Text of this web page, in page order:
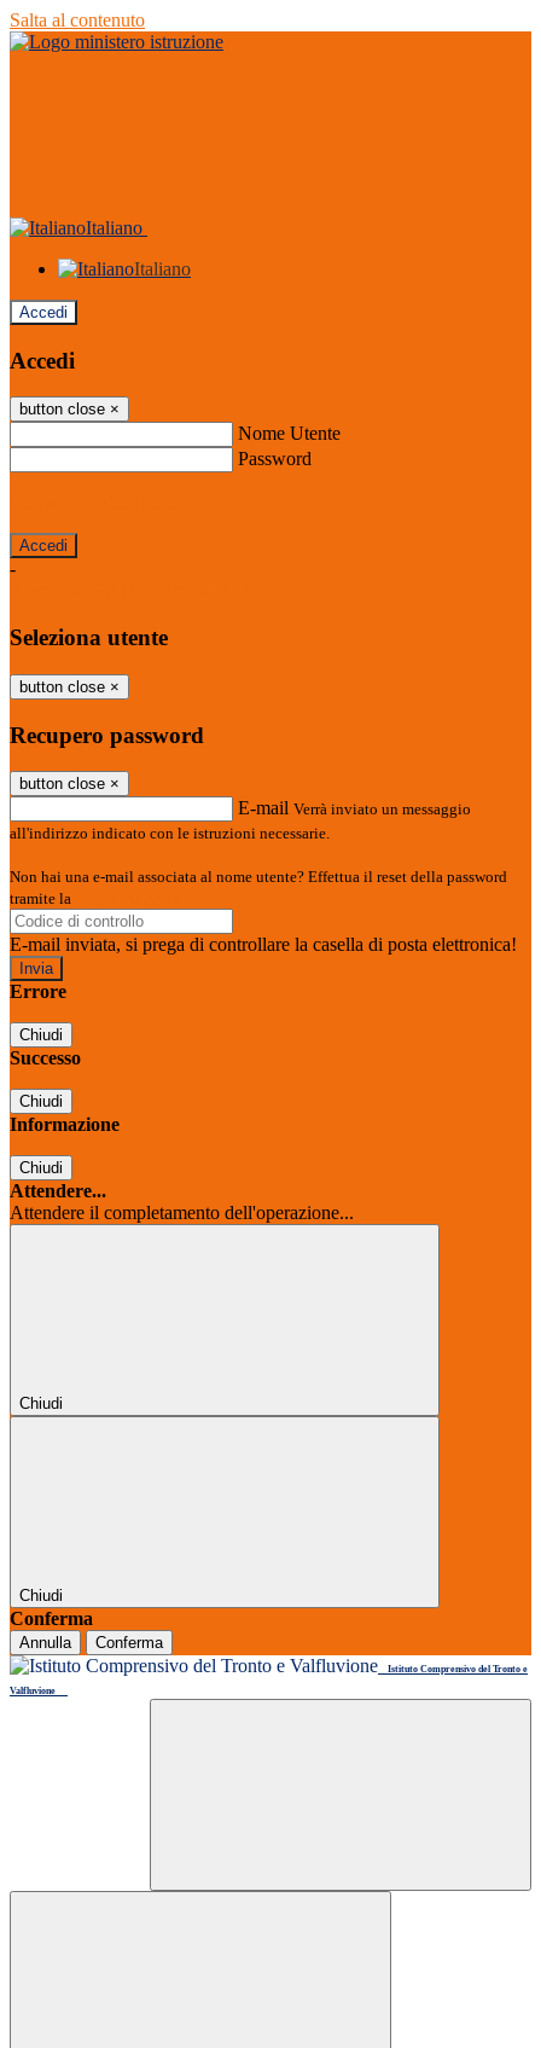
Salta al contenuto
Italiano
Italiano
Accedi
Accedi
button close ×
Nome Utente
Password
-
Seleziona utente
button close ×
Recupero password
button close ×
E-mail Verrà inviato un messaggio
all'indirizzo indicato con le istruzioni necessarie.
Non hai una e-mail associata al nome utente? Effettua il reset della password
tramite la
E-mail inviata, si prega di controllare la casella di posta elettronica!
Errore
Chiudi
Successo
Chiudi
Informazione
Chiudi
Attendere...
Attendere il completamento dell'operazione...
Chiudi
Chiudi
Conferma
Annulla Conferma
Istituto Comprensivo del Tronto e
Valfluvione